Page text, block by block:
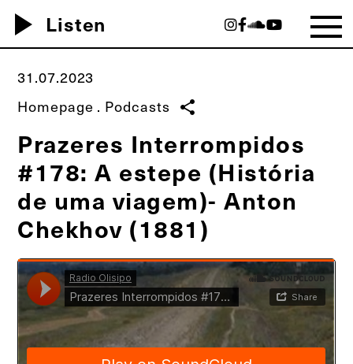
play_arrow Listen
31.07.2023
Homepage . Podcasts share
Prazeres Interrompidos
#178: A estepe (História
de uma viagem)- Anton
Chekhov (1881)